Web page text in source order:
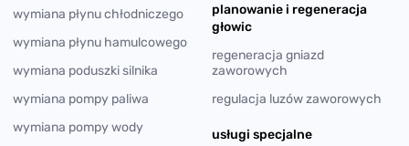
wymiana płynu chłodniczego
wymiana płynu hamulcowego
wymiana poduszki silnika
wymiana pompy paliwa
wymiana pompy wody
planowanie i regeneracja
głowic
regeneracja gniazd
zaworowych
regulacja luzów zaworowych
usługi specjalne